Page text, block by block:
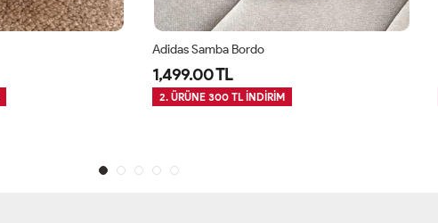
Adidas Samba Bordo
1,499.00 TL
2. ÜRÜNE 300 TL İNDİRİM